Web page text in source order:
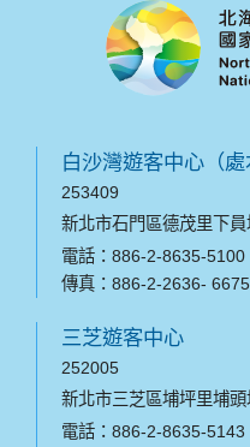
白沙灣遊客中心（處
253409
新北市石門區德茂里下
電話：886-2-8635-5100
傳真：886-2-2636- 6675
三芝遊客中心
252005
新北市三芝區埔坪里埔
電話：886-2-8635-5143